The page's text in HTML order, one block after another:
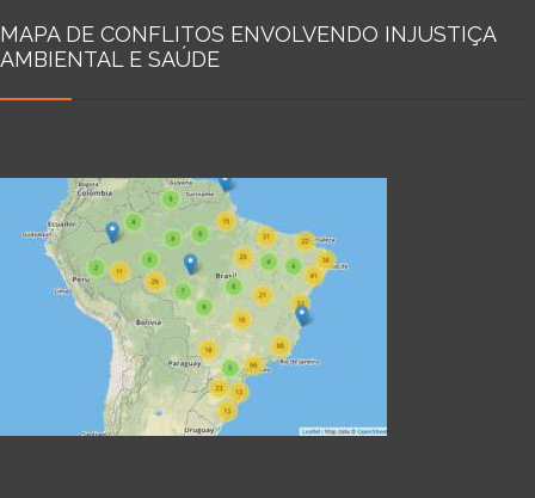
MAPA DE CONFLITOS ENVOLVENDO INJUSTIÇA
AMBIENTAL E SAÚDE